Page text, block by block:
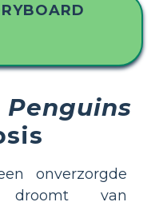
Penguins
onverzorgde
droomt van